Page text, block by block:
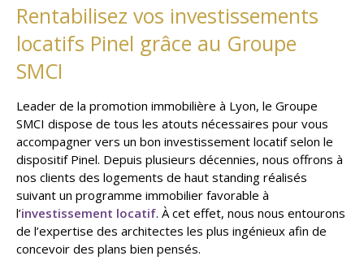
Rentabilisez vos investissements
locatifs Pinel grâce au Groupe
SMCI
Leader de la promotion immobilière à Lyon, le Groupe
SMCI dispose de tous les atouts nécessaires pour vous
accompagner vers un bon investissement locatif selon le
dispositif Pinel. Depuis plusieurs décennies, nous offrons à
nos clients des logements de haut standing réalisés
suivant un programme immobilier favorable à
l’investissement locatif. À cet effet, nous nous entourons
de l’expertise des architectes les plus ingénieux afin de
concevoir des plans bien pensés.